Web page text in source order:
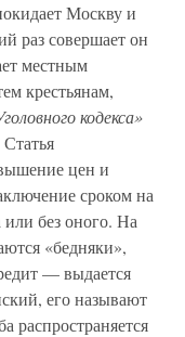
Москву и
раз совершает он
местным
крестьянам,
кодекса»
цен и
сроком на
без оного. На
«бедняки»,
— выдается
его называют
распространяется